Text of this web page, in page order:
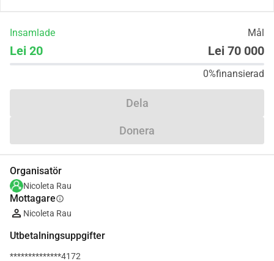
Insamlade Mål
Lei 20 Lei 70 000
0%finansierad
Dela
Donera
Organisatör
Nicoleta Rau
Mottagareinfo
Nicoleta Rau
Utbetalningsuppgifter
**************4172